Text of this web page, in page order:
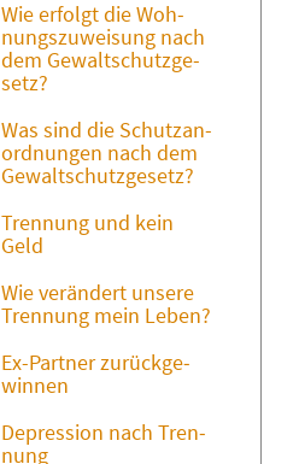
Wie er­folgt die Woh­
nungs­zu­wei­sung nach
dem Ge­walt­schutz­ge­
setz?
Was sind die Schutz­an­
ord­nun­gen nach dem
Ge­walt­schutz­ge­setz?
Tren­nung und kein
Geld
Wie ver­än­dert un­se­re
Tren­nung mein Le­ben?
Ex-Part­ner zu­rück­ge­
win­nen
De­pres­si­on nach Tren­
nung